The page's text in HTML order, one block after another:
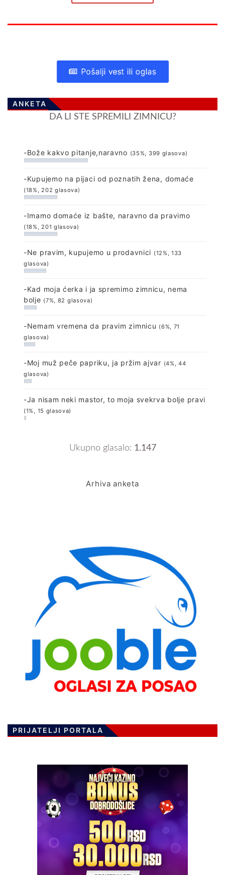
Pošalji vest ili oglas
ANKETA
DA LI STE SPREMILI ZIMNICU?
-Bože kakvo pitanje,naravno (35%, 399 glasova)
-Kupujemo na pijaci od poznatih žena, domaće
(18%, 202 glasova)
-Imamo domaće iz bašte, naravno da pravimo
(18%, 201 glasova)
-Ne pravim, kupujemo u prodavnici (12%, 133
glasova)
-Kad moja ćerka i ja spremimo zimnicu, nema
bolje (7%, 82 glasova)
-Nemam vremena da pravim zimnicu (6%, 71
glasova)
-Moj muž peče papriku, ja pržim ajvar (4%, 44
glasova)
-Ja nisam neki mastor, to moja svekrva bolje pravi
(1%, 15 glasova)
Ukupno glasalo: 1.147
Arhiva anketa
PRIJATELJI PORTALA